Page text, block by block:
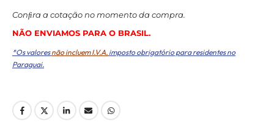
Conﬁra a cotação no momento da compra.
NÃO ENVIAMOS PARA O BRASIL.
*Os valoresnão incluem I.V.A. imposto obrigatório para residentes no
Paraguai.